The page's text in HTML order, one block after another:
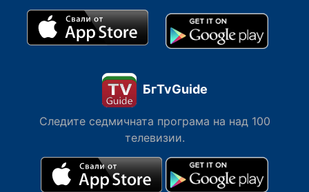
БгTvGuide
Следите седмичната програма на над 100
телевизии.